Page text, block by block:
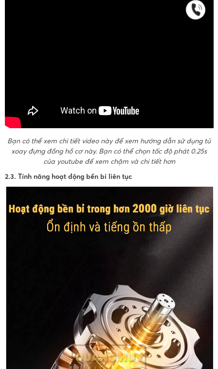
Bạn có thể xem chi tiết video này để xem hướng dẫn sử dụng tủ
xoay đựng đồng hồ cơ này. Bạn có thể chọn tốc độ phát 0.25s
của youtube để xem chậm và chi tiết hơn
2.3. Tính năng hoạt động bền bỉ liên tục